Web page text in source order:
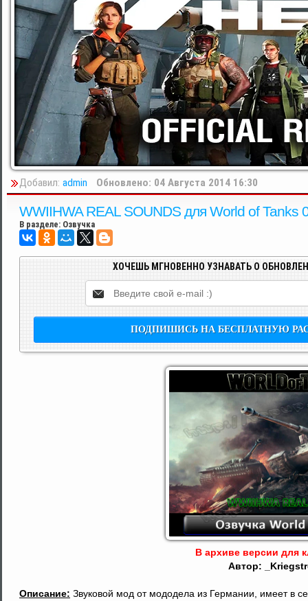
Добавил: admin Обновлено: 04 Августа 2014 16:30
WWIIHWA REAL SOUNDS для World of Tanks
В разделе: Озвучка
ХОЧЕШЬ МГНОВЕННО УЗНАВАТЬ О
В архиве версии для
Автор:
Описание: Звуковой мод от мододела из Германии, имеет в